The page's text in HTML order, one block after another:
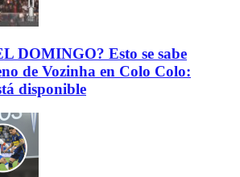
DOMINGO? Esto se sabe
de Vozinha en Colo Colo:
disponible